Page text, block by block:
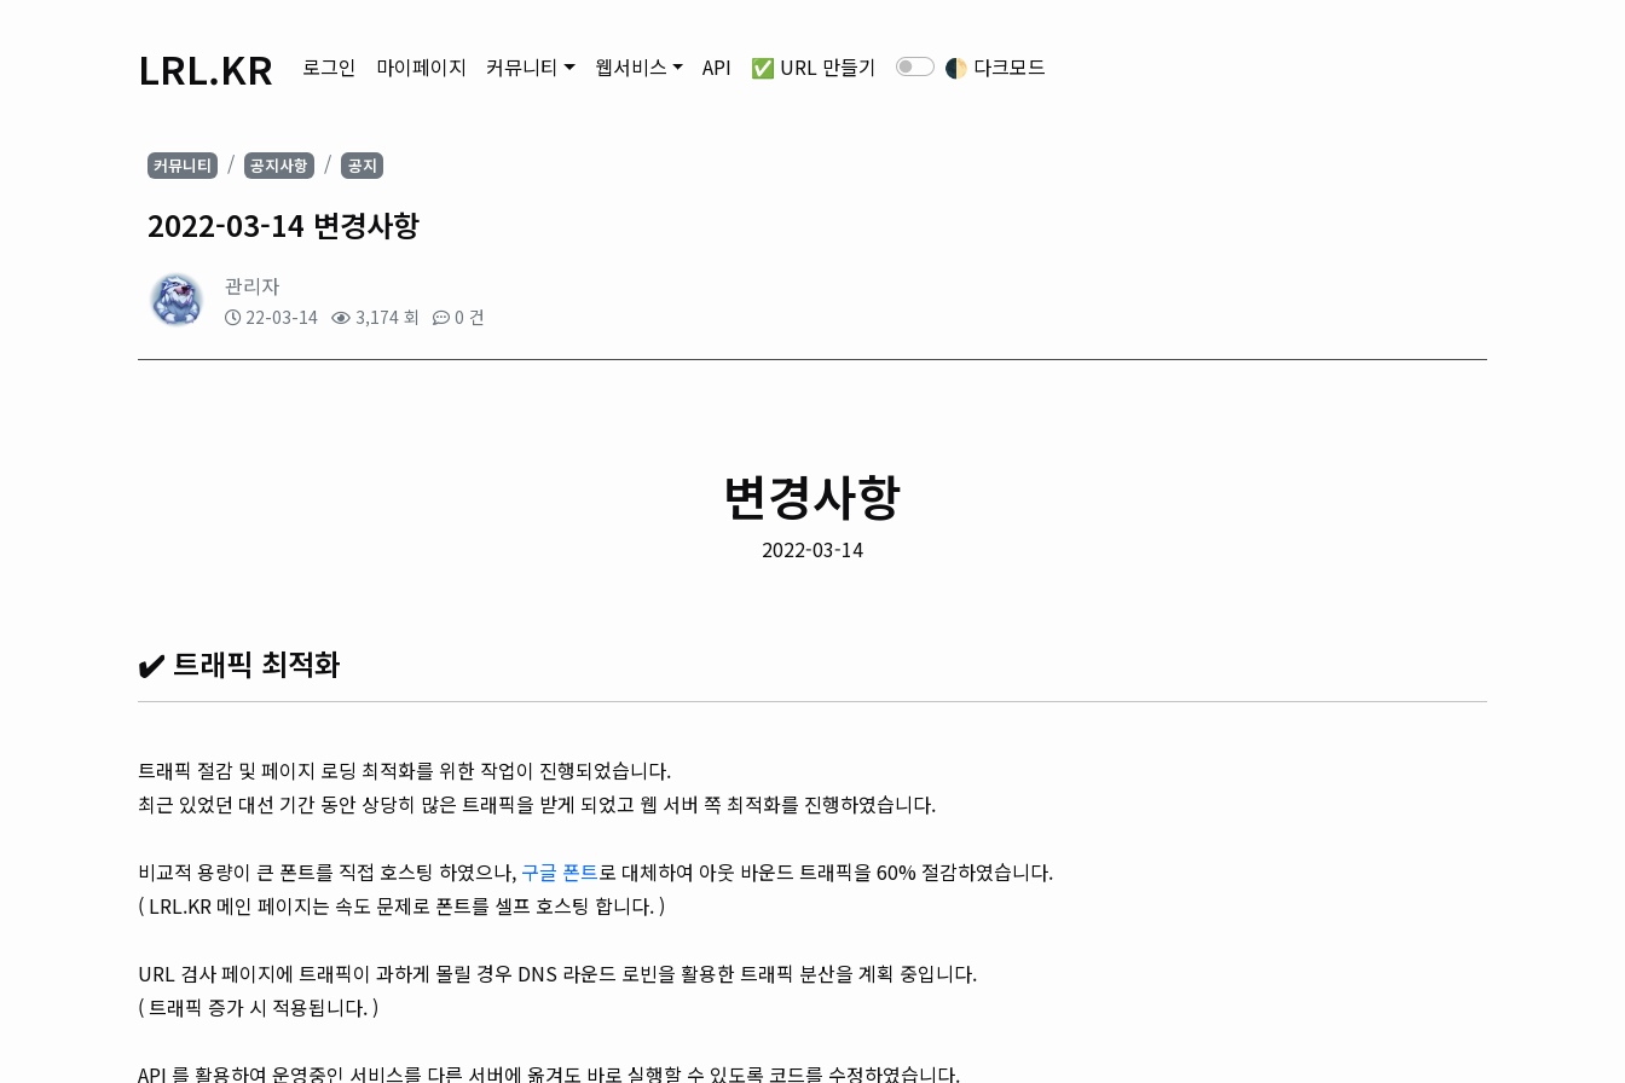
LRL.KR 로그인 마이페이지 커뮤니티 웹서비스 API ✅ URL 만들기 🌓 다크모드
커뮤니티 공지사항 공지
2022-03-14 변경사항
관리자
22-03-14 3,174 회 0 건
변경사항
2022-03-14
✔️ 트래픽 최적화
트래픽 절감 및 페이지 로딩 최적화를 위한 작업이 진행되었습니다.
최근 있었던 대선 기간 동안 상당히 많은 트래픽을 받게 되었고 웹 서버 쪽 최적화를 진행하였습니다.
비교적 용량이 큰 폰트를 직접 호스팅 하였으나, 구글 폰트로 대체하여 아웃 바운드 트래픽을 60% 절감하였습니다.
( LRL.KR 메인 페이지는 속도 문제로 폰트를 셀프 호스팅 합니다. )
URL 검사 페이지에 트래픽이 과하게 몰릴 경우 DNS 라운드 로빈을 활용한 트래픽 분산을 계획 중입니다.
( 트래픽 증가 시 적용됩니다. )
API 를 활용하여 운영중인 서비스를 다른 서버에 옮겨도 바로 실행할 수 있도록 코드를 수정하였습니다.